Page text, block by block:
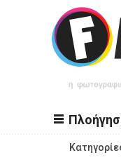
Παράκαμψη προς το